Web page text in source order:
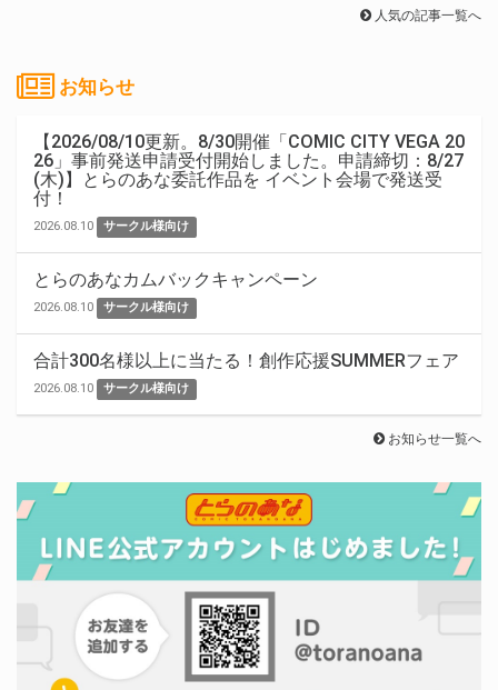
人気の記事一覧へ
お知らせ
【2026/08/10更新。8/30開催「COMIC CITY VEGA 20
26」事前発送申請受付開始しました。申請締切：8/27
(木)】とらのあな委託作品を イベント会場で発送受
付！
2026.08.10 サークル様向け
とらのあなカムバックキャンペーン
2026.08.10 サークル様向け
合計300名様以上に当たる！創作応援SUMMERフェア
2026.08.10 サークル様向け
お知らせ一覧へ